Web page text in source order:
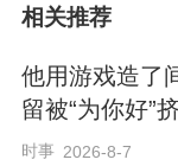
相关推荐
他用游戏造了
留被“为你好”
时事 2026-8-7